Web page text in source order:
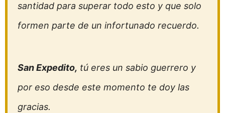
santidad para superar todo esto y que solo
formen parte de un infortunado recuerdo.
San Expedito, tú eres un sabio guerrero y
por eso desde este momento te doy las
gracias.